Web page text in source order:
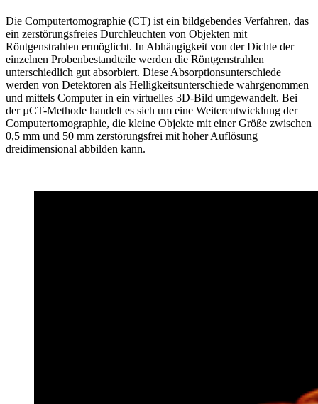
Die Computertomographie (CT) ist ein bildgebendes Verfahren, das
ein zerstörungsfreies Durchleuchten von Objekten mit
Röntgenstrahlen ermöglicht. In Abhängigkeit von der Dichte der
einzelnen Probenbestandteile werden die Röntgenstrahlen
unterschiedlich gut absorbiert. Diese Absorptionsunterschiede
werden von Detektoren als Helligkeitsunterschiede wahrgenommen
und mittels Computer in ein virtuelles 3D-Bild umgewandelt. Bei
der µCT-Methode handelt es sich um eine Weiterentwicklung der
Computertomographie, die kleine Objekte mit einer Größe zwischen
0,5 mm und 50 mm zerstörungsfrei mit hoher Auflösung
dreidimensional abbilden kann.